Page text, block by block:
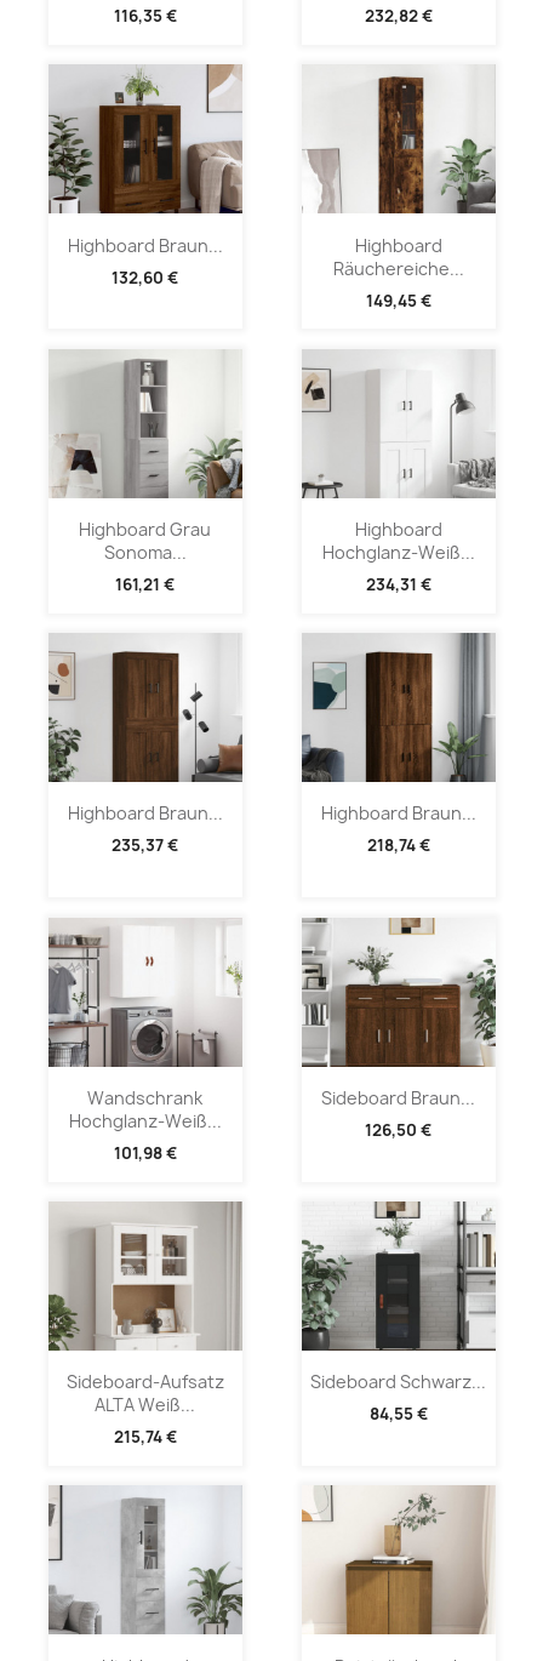
116,35 € 232,82 €
Highboard Braun...
132,60 €
Highboard
Räuchereiche...
149,45 €
Highboard Grau
Sonoma...
161,21 €
Highboard
Hochglanz-Weiß...
234,31 €
Highboard Braun...
235,37 €
Highboard Braun...
218,74 €
Wandschrank
Hochglanz-Weiß...
101,98 €
Sideboard Braun...
126,50 €
Sideboard-Aufsatz
ALTA Weiß...
215,74 €
Sideboard Schwarz...
84,55 €